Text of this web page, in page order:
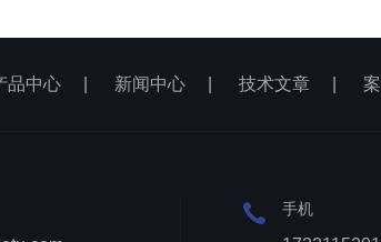
品中心 新闻中心 技术文章
手机